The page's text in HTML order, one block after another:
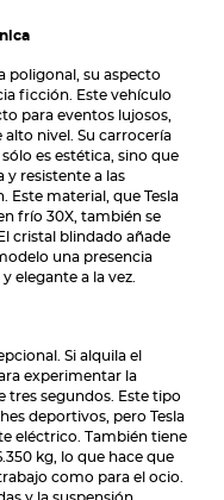
poligonal, su aspecto
ficción. Este vehículo
para eventos lujosos,
nivel. Su carrocería
es estética, sino que
resistente a las
Este material, que Tesla
frío 30X, también se
cristal blindado añade
una presencia
elegante a la vez.
Si alquila el
experimentar la
tres segundos. Este tipo
deportivos, pero Tesla
eléctrico. También tiene
kg, lo que hace que
como para el ocio.